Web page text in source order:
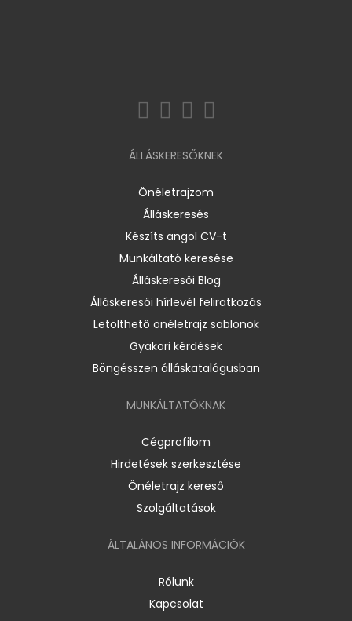
ÁLLÁSKERESŐKNEK
Önéletrajzom
Álláskeresés
Készíts angol CV-t
Munkáltató keresése
Álláskeresői Blog
Álláskeresői hírlevél feliratkozás
Letölthető önéletrajz sablonok
Gyakori kérdések
Böngésszen álláskatalógusban
MUNKÁLTATÓKNAK
Cégprofilom
Hirdetések szerkesztése
Önéletrajz kereső
Szolgáltatások
ÁLTALÁNOS INFORMÁCIÓK
Rólunk
Kapcsolat